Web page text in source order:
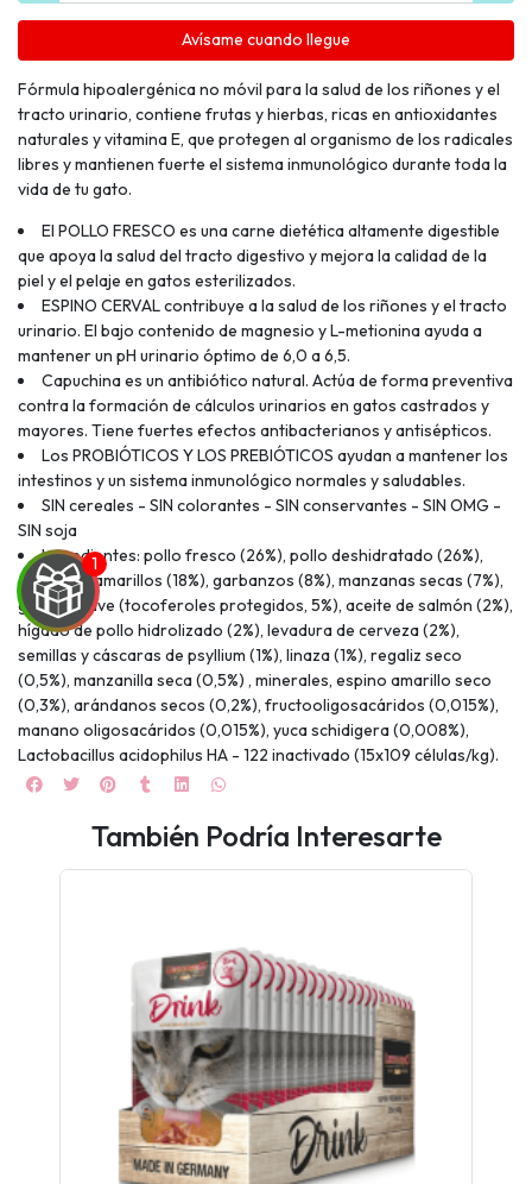
JUGAR
Avísame cuando llegue
Fórmula hipoalergénica no móvil para la salud de los riñones y el
tracto urinario, contiene frutas y hierbas, ricas en antioxidantes
naturales y vitamina E, que protegen al organismo de los radicales
libres y mantienen fuerte el sistema inmunológico durante toda la
vida de tu gato.
El POLLO FRESCO es una carne dietética altamente digestible
que apoya la salud del tracto digestivo y mejora la calidad de la
piel y el pelaje en gatos esterilizados.
ESPINO CERVAL contribuye a la salud de los riñones y el tracto
urinario. El bajo contenido de magnesio y L-metionina ayuda a
mantener un pH urinario óptimo de 6,0 a 6,5.
Capuchina es un antibiótico natural. Actúa de forma preventiva
contra la formación de cálculos urinarios en gatos castrados y
mayores. Tiene fuertes efectos antibacterianos y antisépticos.
Los PROBIÓTICOS Y LOS PREBIÓTICOS ayudan a mantener los
intestinos y un sistema inmunológico normales y saludables.
SIN cereales - SIN colorantes - SIN conservantes - SIN OMG -
SIN soja
Ingredientes: pollo fresco (26%), pollo deshidratado (26%),
guisantes amarillos (18%), garbanzos (8%), manzanas secas (7%),
grasa de ave (tocoferoles protegidos, 5%), aceite de salmón (2%),
hígado de pollo hidrolizado (2%), levadura de cerveza (2%),
semillas y cáscaras de psyllium (1%), linaza (1%), regaliz seco
(0,5%), manzanilla seca (0,5%) , minerales, espino amarillo seco
(0,3%), arándanos secos (0,2%), fructooligosacáridos (0,015%),
manano oligosacáridos (0,015%), yuca schidigera (0,008%),
Lactobacillus acidophilus HA - 122 inactivado (15x109 células/kg).
También Podría Interesarte